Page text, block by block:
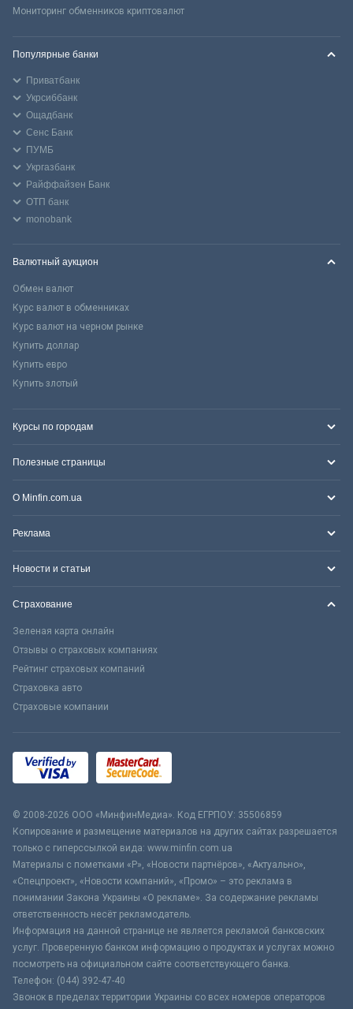
Мониторинг обменников криптовалют
Популярные банки
Приватбанк
Укрсиббанк
Ощадбанк
Сенс Банк
ПУМБ
Укргазбанк
Райффайзен Банк
ОТП банк
monobank
Валютный аукцион
Обмен валют
Курс валют в обменниках
Курс валют на черном рынке
Купить доллар
Купить евро
Купить злотый
Курсы по городам
Полезные страницы
О Minfin.com.ua
Реклама
Новости и статьи
Страхование
Зеленая карта онлайн
Отзывы о страховых компаниях
Рейтинг страховых компаний
Страховка авто
Страховые компании
© 2008-2026 ООО «МинфинМедиа». Код ЕГРПОУ: 35506859
Копирование и размещение материалов на других сайтах разрешается
только с гиперссылкой вида: www.minfin.com.ua
Материалы с пометками «Р», «Новости партнёров», «Актуально»,
«Спецпроект», «Новости компаний», «Промо» – это реклама в
понимании Закона Украины «О рекламе». За содержание рекламы
ответственность несёт рекламодатель.
Информация на данной странице не является рекламой банковских
услуг. Проверенную банком информацию о продуктах и услугах можно
посмотреть на официальном сайте соответствующего банка.
Телефон: (044) 392-47-40
Звонок в пределах территории Украины со всех номеров операторов